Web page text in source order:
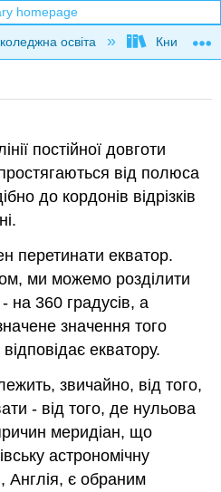
hierarchy
освіта Книга:
постійної довготи
від полюса
до кордонів відрізків
перетинати екватор.
ми можемо розділити
на 360 градусів, а
значення того
екватору.
звичайно, від того,
- від того, де нульова
меридіан, що
астрономічну
Англія, є обраним